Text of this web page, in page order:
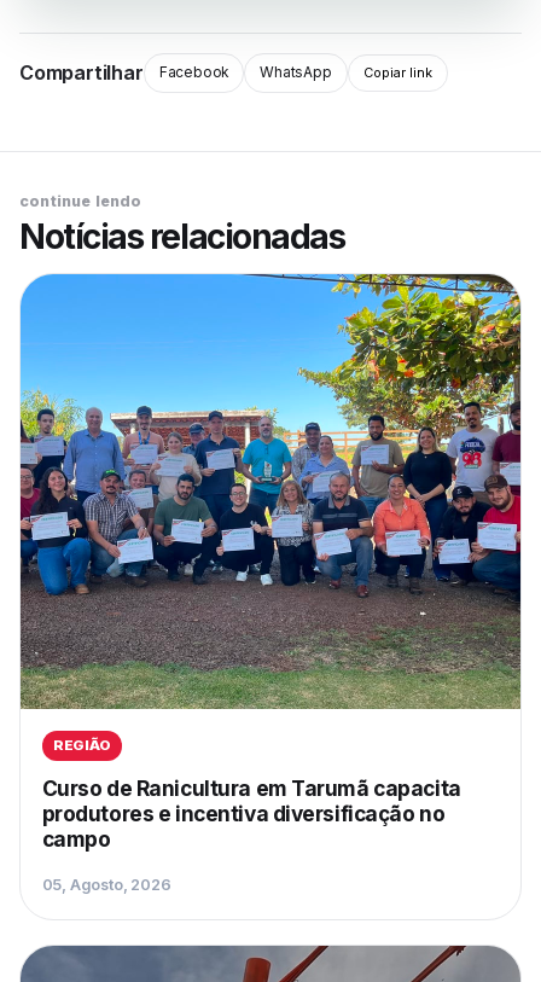
Compartilhar Facebook WhatsApp Copiar link
continue lendo
Notícias relacionadas
REGIÃO
Curso de Ranicultura em Tarumã capacita
produtores e incentiva diversificação no
campo
05, Agosto, 2026